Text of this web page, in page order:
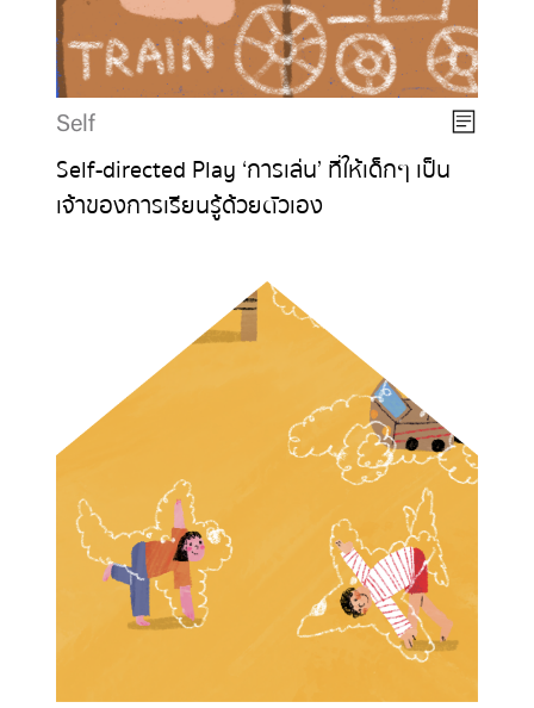
Self
Self-directed Play ‘การเล่น’ ที่ให้เด็กๆ เป็น
เจ้าของการเรียนรู้ด้วยตัวเอง